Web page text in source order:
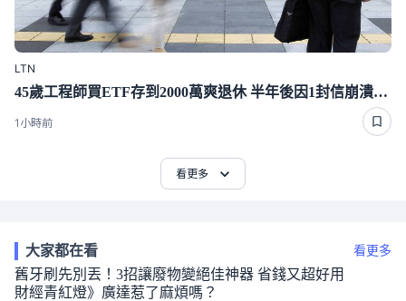
LTN
45歲工程師買ETF存到2000萬爽退休 半年後因1封信崩潰重回職場
1小時前
看更多
大家都在看 看更多
舊牙刷先別丟！3招讓廢物變絕佳神器 省錢又超好用
財經青紅燈》廣達惹了麻煩嗎？